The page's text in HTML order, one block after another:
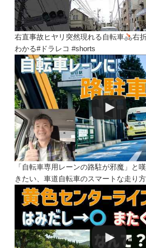
右直事故ヒヤリ突然現れる自転車
右
わかる#ドラレコ #shorts
「自転車専用レーンの路駐が邪魔」と
きたい、車道自転車のスマートな走り方